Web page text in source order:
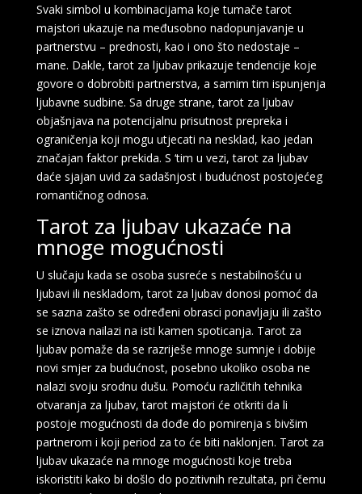
Svaki simbol u kombinacijama koje tumače tarot
majstori ukazuje na međusobno nadopunjavanje u
partnerstvu – prednosti, kao i ono što nedostaje –
mane. Dakle, tarot za ljubav prikazuje tendencije koje
govore o dobrobiti partnerstva, a samim tim ispunjenja
ljubavne sudbine. Sa druge strane, tarot za ljubav
objašnjava na potencijalnu prisutnost prepreka i
ograničenja koji mogu utjecati na nesklad, kao jedan
značajan faktor prekida. S ‘tim u vezi, tarot za ljubav
daće sjajan uvid za sadašnjost i budućnost postojećeg
romantičnog odnosa.
Tarot za ljubav ukazaće na
mnoge mogućnosti
U slučaju kada se osoba susreće s nestabilnošću u
ljubavi ili neskladom, tarot za ljubav donosi pomoć da
se sazna zašto se određeni obrasci ponavljaju ili zašto
se iznova nailazi na isti kamen spoticanja. Tarot za
ljubav pomaže da se razriješe mnoge sumnje i dobije
novi smjer za budućnost, posebno ukoliko osoba ne
nalazi svoju srodnu dušu. Pomoću različitih tehnika
otvaranja za ljubav, tarot majstori će otkriti da li
postoje mogućnosti da dođe do pomirenja s bivšim
partnerom i koji period za to će biti naklonjen. Tarot za
ljubav ukazaće na mnoge mogućnosti koje treba
iskoristiti kako bi došlo do pozitivnih rezultata, pri čemu